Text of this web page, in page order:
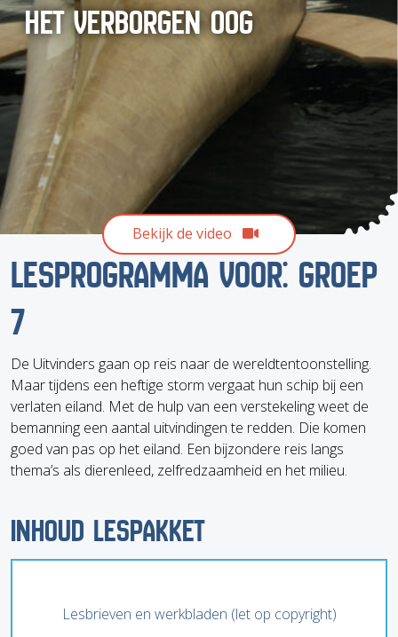
HET VERBORGEN OOG
Bekijk de video
LESPROGRAMMA VOOR: GROEP
7
De Uitvinders gaan op reis naar de wereldtentoonstelling.
Maar tijdens een heftige storm vergaat hun schip bij een
verlaten eiland. Met de hulp van een verstekeling weet de
bemanning een aantal uitvindingen te redden. Die komen
goed van pas op het eiland. Een bijzondere reis langs
thema’s als dierenleed, zelfredzaamheid en het milieu.
INHOUD LESPAKKET
Lesbrieven en werkbladen (let op copyright)